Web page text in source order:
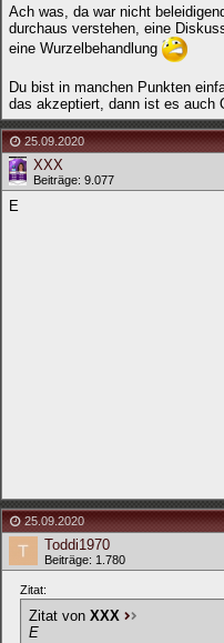
Ach was, da war nicht
durchaus verstehen, eine
eine Wurzelbehandlung
Du bist in manchen Punkten
das akzeptiert, dann ist es auch
25.09.2020
XXX
Beiträge: 9.077
E
25.09.2020
Toddi1970
Beiträge: 1.780
Zitat:
Zitat von XXX
E